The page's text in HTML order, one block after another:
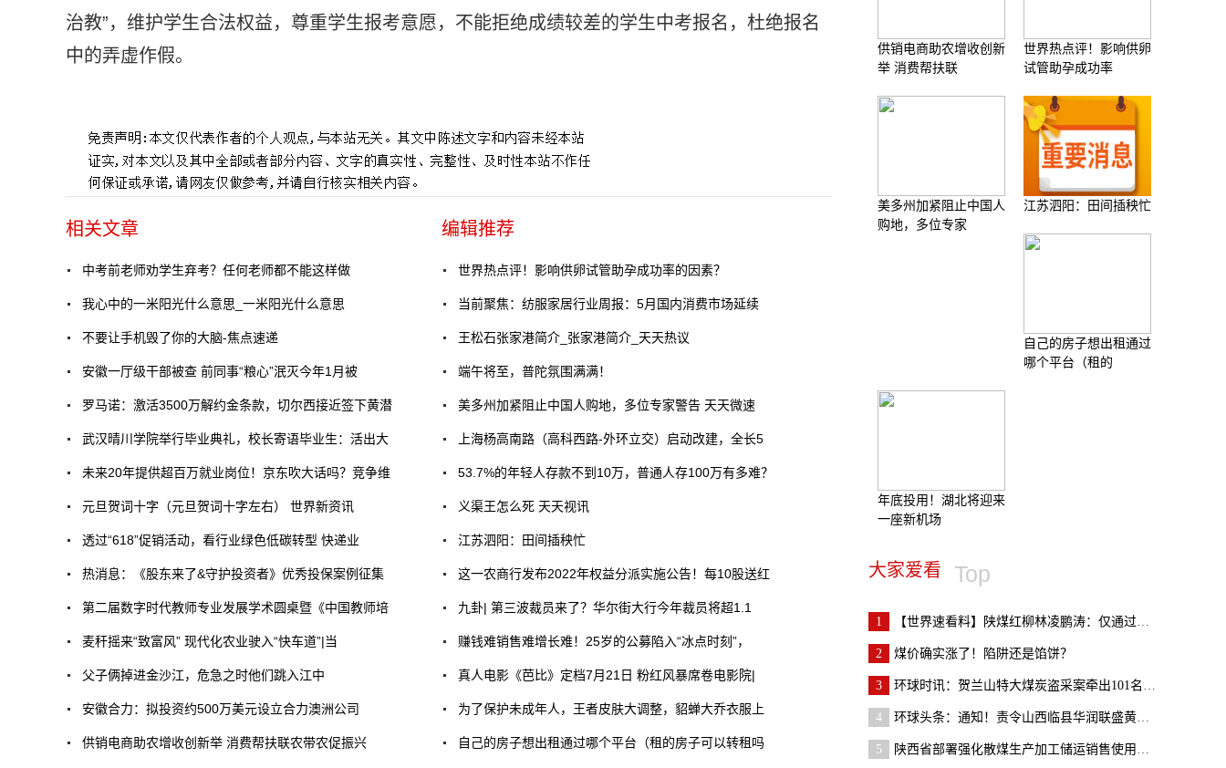
治教”，维护学生合法权益，尊重学生报考意愿，不能拒绝成绩较差的学生中考报名，杜绝报名
中的弄虚作假。
相关文章
中考前老师劝学生弃考？任何老师都不能这样做
我心中的一米阳光什么意思_一米阳光什么意思
不要让手机毁了你的大脑-焦点速递
安徽一厅级干部被查 前同事“粮心”泯灭今年1月被
罗马诺：激活3500万解约金条款，切尔西接近签下黄潜
武汉晴川学院举行毕业典礼，校长寄语毕业生：活出大
未来20年提供超百万就业岗位！京东吹大话吗？竞争维
元旦贺词十字（元旦贺词十字左右） 世界新资讯
透过“618”促销活动，看行业绿色低碳转型 快递业
热消息：《股东来了&守护投资者》优秀投保案例征集
第二届数字时代教师专业发展学术圆桌暨《中国教师培
麦秆摇来“致富风” 现代化农业驶入“快车道”|当
父子俩掉进金沙江，危急之时他们跳入江中
安徽合力：拟投资约500万美元设立合力澳洲公司
供销电商助农增收创新举 消费帮扶联农带农促振兴
编辑推荐
世界热点评！影响供卵试管助孕成功率的因素？
当前聚焦：纺服家居行业周报：5月国内消费市场延续
王松石张家港简介_张家港简介_天天热议
端午将至，普陀氛围满满！
美多州加紧阻止中国人购地，多位专家警告 天天微速
上海杨高南路（高科西路-外环立交）启动改建，全长5
53.7%的年轻人存款不到10万，普通人存100万有多难？
义渠王怎么死 天天视讯
江苏泗阳：田间插秧忙
这一农商行发布2022年权益分派实施公告！每10股送红
九卦| 第三波裁员来了？华尔街大行今年裁员将超1.1
赚钱难销售难增长难！25岁的公募陷入“冰点时刻”，
真人电影《芭比》定档7月21日 粉红风暴席卷电影院|
为了保护未成年人，王者皮肤大调整，貂蝉大乔衣服上
自己的房子想出租通过哪个平台（租的房子可以转租吗
供销电商助农增收创新
举 消费帮扶联
世界热点评！影响供卵
试管助孕成功率
美多州加紧阻止中国人
购地，多位专家
江苏泗阳：田间插秧忙
自己的房子想出租通过
哪个平台（租的
年底投用！湖北将迎来
一座新机场
大家爱看 Top
1 【世界速看料】陕煤红柳林凌鹏涛：仅通过全场景数据
2 ​煤价确实涨了！陷阱还是馅饼？
3 环球时讯：贺兰山特大煤炭盗采案牵出101名党员干部
4 环球头条：通知！责令山西临县华润联盛黄家沟煤业有
5 陕西省部署强化散煤生产加工储运销售使用环节监管